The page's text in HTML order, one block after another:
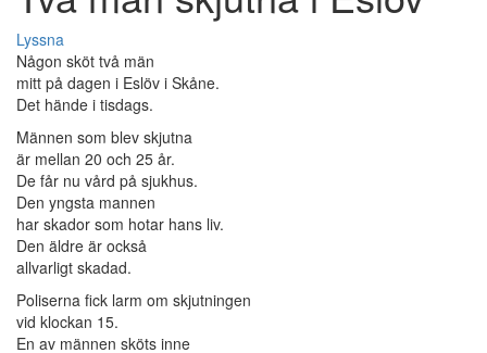
Lyssna
Någon sköt två män
mitt på dagen i Eslöv i Skåne.
Det hände i tisdags.
Männen som blev skjutna
är mellan 20 och 25 år.
De får nu vård på sjukhus.
Den yngsta mannen
har skador som hotar hans liv.
Den äldre är också
allvarligt skadad.
Poliserna fick larm om skjutningen
vid klockan 15.
En av männen sköts inne